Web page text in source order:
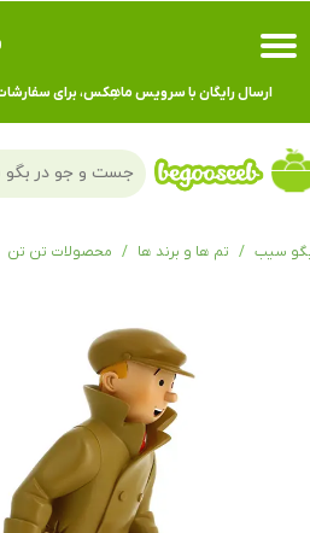
حساب کاربری من
تغییر گذر واژه
سفارشات
ارسال رایگان با سرویس ماهِکس، برای سفارشات بیش تر از
سیب تم ها و برند ها محصولات تن تن